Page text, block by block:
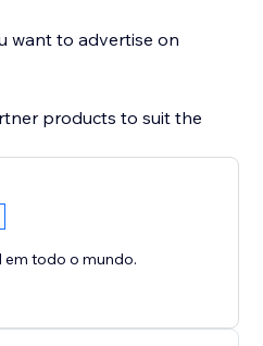
want to advertise on
products to suit the
em todo o mundo.